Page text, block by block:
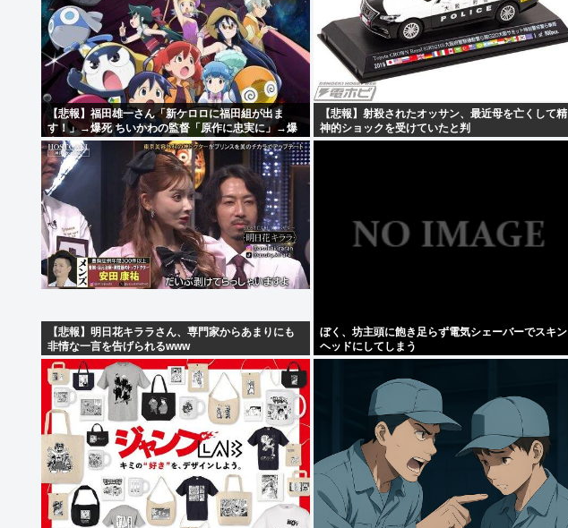
【悲報】福田雄一さん「新ケロロに福田組が出ま
す！」→爆死 ちいかわの監督「原作に忠実に」→爆
売れwww
【悲報】射殺されたオッサン、最近母を亡くして精
神的ショックを受けていたと判
明・・・・・・・・・
【悲報】明日花キララさん、専門家からあまりにも
非情な一言を告げられるwww
ぼく、坊主頭に飽き足らず電気シェーバーでスキン
ヘッドにしてしまう